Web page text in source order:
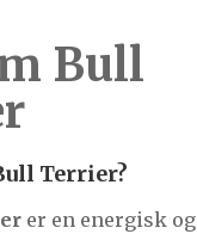
Bull
Terrier?
er en energisk og